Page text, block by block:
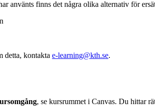
använts finns det några olika alternativ för
detta, kontakta e-learning@kth.se.
, se kursrummet i Canvas. Du hittar